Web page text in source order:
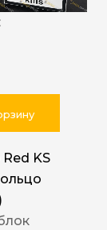
KS